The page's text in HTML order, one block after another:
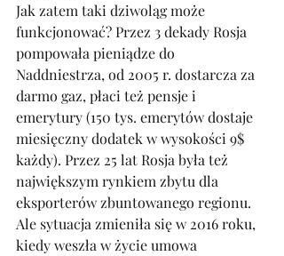
Jak zatem taki dziwoląg może
funkcjonować? Przez 3 dekady Rosja
pompowała pieniądze do
Naddniestrza, od 2005 r. dostarcza za
darmo gaz, płaci też pensje i
emerytury (150 tys. emerytów dostaje
miesięczny dodatek w wysokości 9$
każdy). Przez 25 lat Rosja była też
największym rynkiem zbytu dla
eksporterów zbuntowanego regionu.
Ale sytuacja zmieniła się w 2016 roku,
kiedy weszła w życie umowa